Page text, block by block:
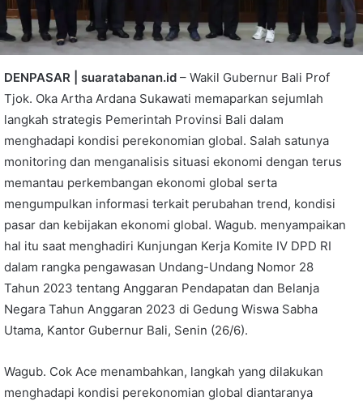
DENPASAR | suaratabanan.id – Wakil Gubernur Bali Prof
Tjok. Oka Artha Ardana Sukawati memaparkan sejumlah
langkah strategis Pemerintah Provinsi Bali dalam
menghadapi kondisi perekonomian global. Salah satunya
monitoring dan menganalisis situasi ekonomi dengan terus
memantau perkembangan ekonomi global serta
mengumpulkan informasi terkait perubahan trend, kondisi
pasar dan kebijakan ekonomi global. Wagub. menyampaikan
hal itu saat menghadiri Kunjungan Kerja Komite IV DPD RI
dalam rangka pengawasan Undang-Undang Nomor 28
Tahun 2023 tentang Anggaran Pendapatan dan Belanja
Negara Tahun Anggaran 2023 di Gedung Wiswa Sabha
Utama, Kantor Gubernur Bali, Senin (26/6).
Wagub. Cok Ace menambahkan, langkah yang dilakukan
menghadapi kondisi perekonomian global diantaranya